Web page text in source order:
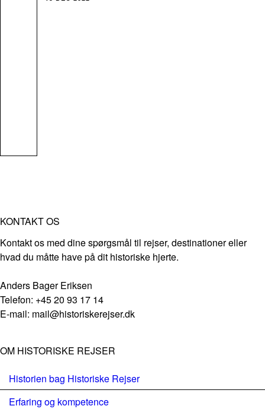
KONTAKT OS
Kontakt os med dine spørgsmål til rejser, destinationer eller
hvad du måtte have på dit historiske hjerte.
Anders Bager Eriksen
Telefon: +45 20 93 17 14
E-mail: mail@historiskerejser.dk
OM HISTORISKE REJSER
Historien bag Historiske Rejser
Erfaring og kompetence